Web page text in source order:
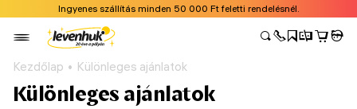
Ingyenes szállítás minden 50 000 Ft feletti rendelésnél.
Kezdőlap Különleges ajánlatok
Különleges ajánlatok